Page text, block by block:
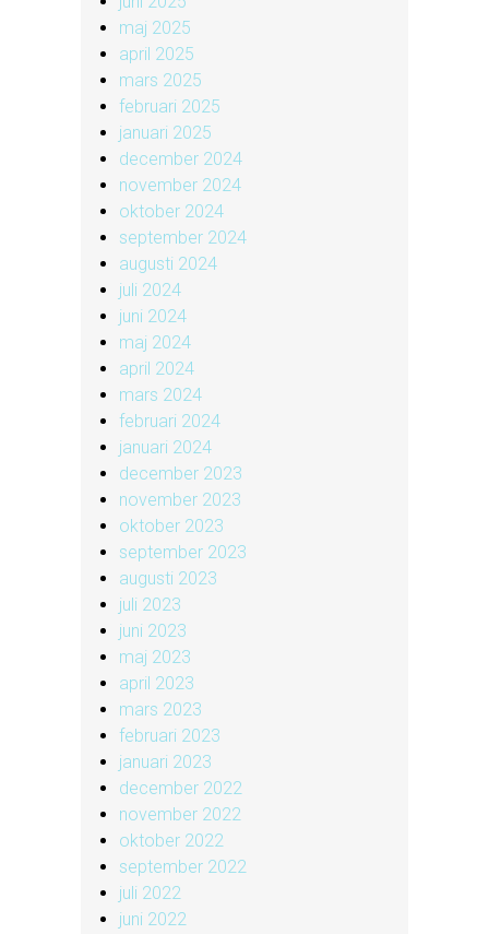
maj 2025
april 2025
mars 2025
februari 2025
januari 2025
december 2024
november 2024
oktober 2024
september 2024
augusti 2024
juli 2024
juni 2024
maj 2024
april 2024
mars 2024
februari 2024
januari 2024
december 2023
november 2023
oktober 2023
september 2023
augusti 2023
juli 2023
juni 2023
maj 2023
april 2023
mars 2023
februari 2023
januari 2023
december 2022
november 2022
oktober 2022
september 2022
juli 2022
juni 2022